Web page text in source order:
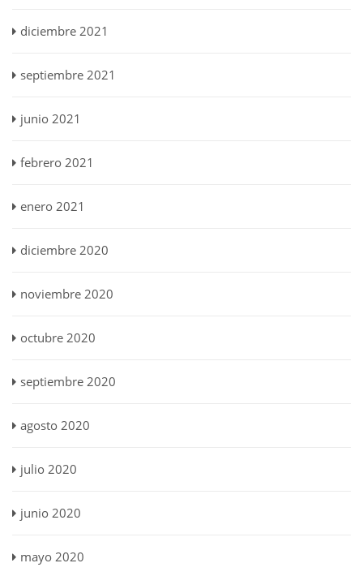
diciembre 2021
septiembre 2021
junio 2021
febrero 2021
enero 2021
diciembre 2020
noviembre 2020
octubre 2020
septiembre 2020
agosto 2020
julio 2020
junio 2020
mayo 2020